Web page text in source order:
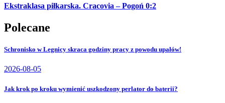
Ekstraklasa piłkarska. Cracovia – Pogoń 0:2
Polecane
Schronisko w Legnicy skraca godziny pracy z powodu upałów!
2026-08-05
Jak krok po kroku wymienić uszkodzony perlator do baterii?